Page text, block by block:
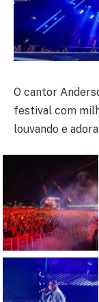
O cantor
festival com
louvando e